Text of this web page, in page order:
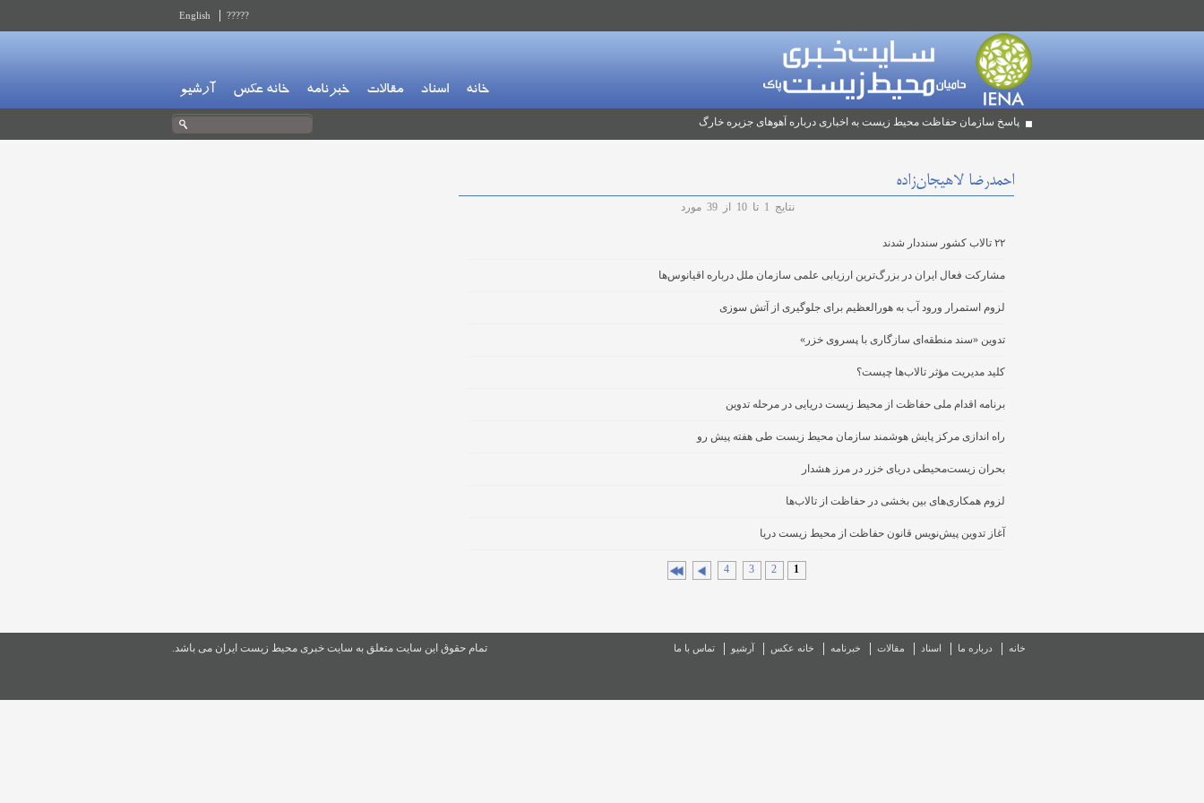
?????
English
خانه اسناد مقالات خبرنامه خانه عکس آرشیو
پاسخ سازمان حفاظت محیط زیست به اخباری درباره آهوهای جزیره خارگ
احمدرضا لاهیجان‌زاده
نتایج 1 تا 10 از 39 مورد
۲۲ تالاب کشور سنددار شدند
مشارکت فعال ایران در بزرگ‌ترین ارزیابی علمی سازمان ملل درباره اقیانوس‌ها
لزوم استمرار ورود آب به هورالعظیم برای جلوگیری از آتش سوزی
تدوین «سند منطقه‌ای سازگاری با پسروی خزر»
کلید مدیریت مؤثر تالاب‌ها چیست؟
برنامه اقدام ملی حفاظت از محیط‌ زیست دریایی در مرحله تدوین
راه اندازی مرکز پایش هوشمند سازمان محیط زیست طی هفته پیش رو
بحران زیست‌محیطی دریای خزر در مرز هشدار
لزوم همکاری‌های بین‌ بخشی در حفاظت از تالاب‌ها
آغاز تدوین پیش‌نویس قانون حفاظت از محیط زیست دریا
1
2
3
4
خانه درباره ما اسناد مقالات خبرنامه خانه عکس آرشیو تماس با ما تمام حقوق این سایت متعلق به سایت خبری محیط زیست ایران می باشد.